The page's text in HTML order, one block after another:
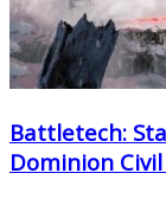
Battletech:
Dominion